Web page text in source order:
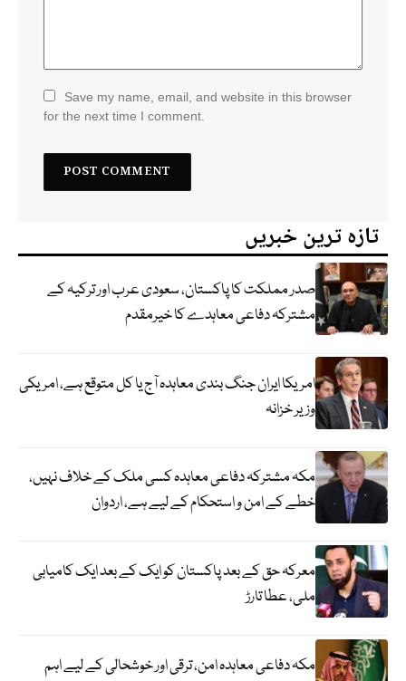
Save my name, email, and website in this browser
for the next time I comment.
تازہ ترین خبریں
صدر مملکت کا پاکستان، سعودی عرب اور ترکیہ کے
مشترکہ دفاعی معاہدے کا خیرمقدم
امریکا ایران جنگ بندی معاہدہ آج یا کل متوقع ہے، امریکی
وزیر خزانہ
مکہ مشترکہ دفاعی معاہدہ کسی ملک کے خلاف نہیں،
خطے کے امن و استحکام کے لیے ہے، اردوان
معرکہ حق کے بعد پاکستان کو ایک کے بعد ایک کامیابی
ملی، عطا تارڑ
مکہ دفاعی معاہدہ امن، ترقی اور خوشحالی کے لیے اہم